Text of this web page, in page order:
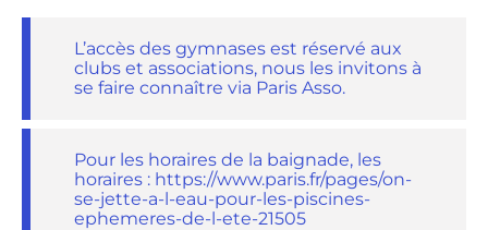
L’accès des gymnases est réservé aux
clubs et associations, nous les invitons à
se faire connaître via Paris Asso.
Pour les horaires de la baignade, les
horaires : https://www.paris.fr/pages/on-
se-jette-a-l-eau-pour-les-piscines-
ephemeres-de-l-ete-21505